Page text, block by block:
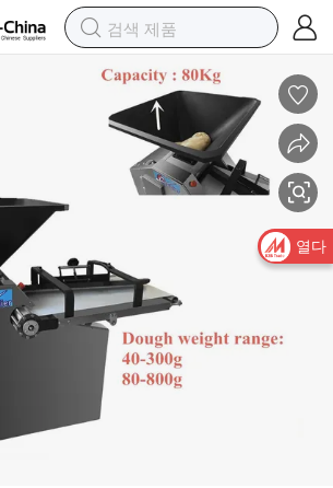
드 빵 머신 도우 볼 메이킹 기계
열다